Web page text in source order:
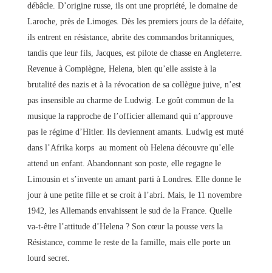
débâcle. D’origine russe, ils ont une propriété, le domaine de
Laroche, près de Limoges. Dès les premiers jours de la défaite,
ils entrent en résistance, abrite des commandos britanniques,
tandis que leur fils, Jacques, est pilote de chasse en Angleterre.
Revenue à Compiègne, Helena, bien qu’elle assiste à la
brutalité des nazis et à la révocation de sa collègue juive, n’est
pas insensible au charme de Ludwig. Le goût commun de la
musique la rapproche de l’officier allemand qui n’approuve
pas le régime d’Hitler. Ils deviennent amants. Ludwig est muté
dans l’Afrika korps au moment où Helena découvre qu’elle
attend un enfant. Abandonnant son poste, elle regagne le
Limousin et s’invente un amant parti à Londres. Elle donne le
jour à une petite fille et se croit à l’abri. Mais, le 11 novembre
1942, les Allemands envahissent le sud de la France. Quelle
va-t-être l’attitude d’Helena ? Son cœur la pousse vers la
Résistance, comme le reste de la famille, mais elle porte un
lourd secret.